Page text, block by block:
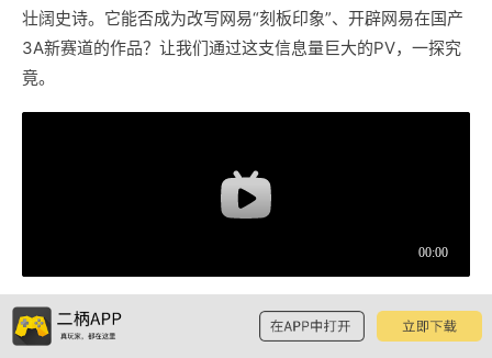
壮阔史诗。它能否成为改写网易“刻板印象”、开辟网易在国产
3A新赛道的作品？让我们通过这支信息量巨大的PV，一探究
竟。
PV信息解析：《归唐》是一款什么样的游戏？